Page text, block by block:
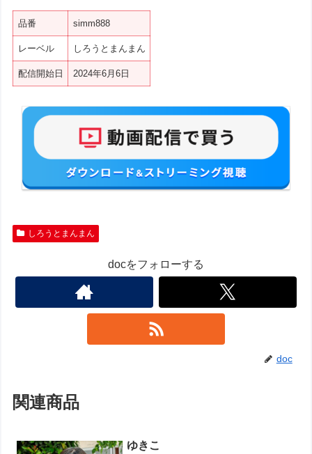
品番 simm888
レーベル しろうとまんまん
配信開始日 2024年6月6日
しろうとまんまん
docをフォローする
doc
関連商品
ゆきこ